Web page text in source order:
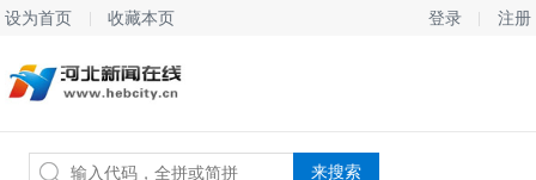
设为首页 收藏本页 登录 注册